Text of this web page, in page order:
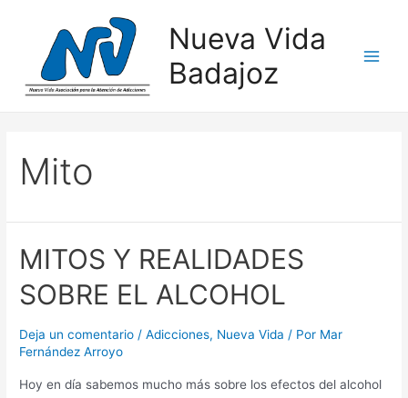
Nueva Vida
Badajoz
Mito
MITOS Y REALIDADES
SOBRE EL ALCOHOL
Deja un comentario /Adicciones, Nueva Vida / Por Mar
Fernández Arroyo
Hoy en día sabemos mucho más sobre los efectos del alcohol